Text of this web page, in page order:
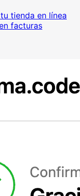
tienda en línea
facturas